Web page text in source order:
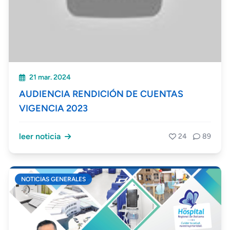
21 mar. 2024
AUDIENCIA RENDICIÓN DE CUENTAS
VIGENCIA 2023
leer noticia 24 89
NOTICIAS GENERALES